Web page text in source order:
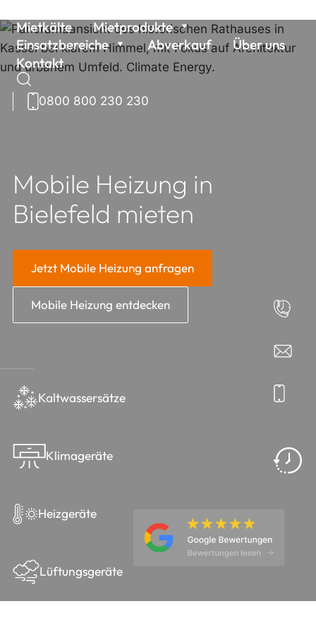
zum
Inhalt
Mietkälte
Mietprodukte
Einsatzbereiche
Abverkauf
Über uns
Kontakt
Suchen
0800 800 230 230
Mobile Heizung in
Bielefeld mieten
Jetzt Mobile Heizung anfragen
Mobile Heizung entdecken
Kaltwassersätze
Klimageräte
Heizgeräte
Lüftungsgeräte